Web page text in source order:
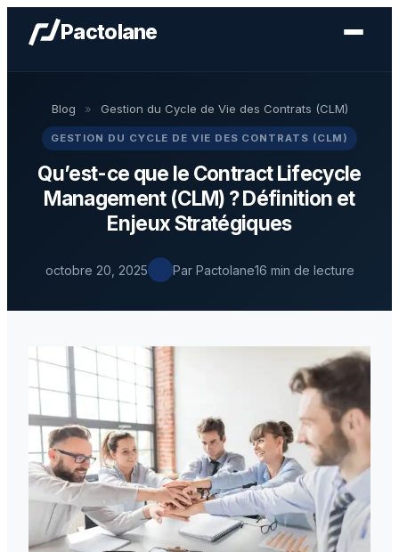
Pactolane
Blog » Gestion du Cycle de Vie des Contrats (CLM)
GESTION DU CYCLE DE VIE DES CONTRATS (CLM)
Qu’est-ce que le Contract Lifecycle
Management (CLM) ? Définition et
Enjeux Stratégiques
octobre 20, 2025 Par Pactolane16 min de lecture